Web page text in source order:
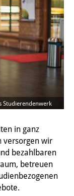
Studierendenwerk
in ganz
versorgen wir
bezahlbaren
betreuen